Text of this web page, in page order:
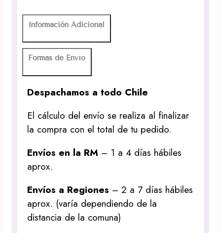
Información Adicional
Formas de Envío
Despachamos a todo Chile
El cálculo del envío se realiza al finalizar
la compra con el total de tu pedido.
Envíos en la RM – 1 a 4 días hábiles
aprox.
Envíos a Regiones – 2 a 7 días hábiles
aprox. (varía dependiendo de la
distancia de la comuna)